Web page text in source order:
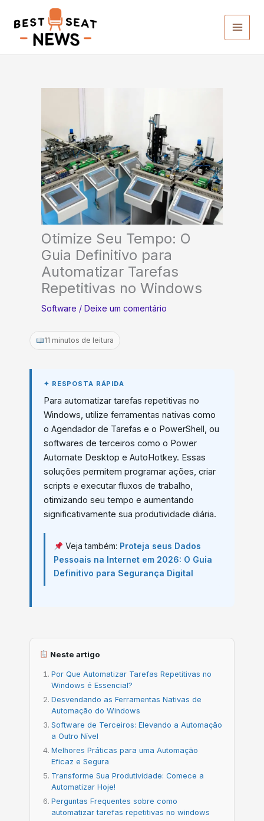
para
conteúdo
Otimize Seu Tempo: O
Guia Definitivo para
Automatizar Tarefas
Repetitivas no Windows
Software / Deixe um comentário
11 minutos de leitura
Para automatizar tarefas repetitivas no
Windows, utilize ferramentas nativas como
o Agendador de Tarefas e o PowerShell, ou
softwares de terceiros como o Power
Automate Desktop e AutoHotkey. Essas
soluções permitem programar ações, criar
scripts e executar fluxos de trabalho,
otimizando seu tempo e aumentando
significativamente sua produtividade diária.
Veja também: Proteja seus Dados
Pessoais na Internet em 2026: O Guia
Definitivo para Segurança Digital
Neste artigo
Por Que Automatizar Tarefas Repetitivas no
Windows é Essencial?
Desvendando as Ferramentas Nativas de
Automação do Windows
Software de Terceiros: Elevando a Automação
a Outro Nível
Melhores Práticas para uma Automação
Eficaz e Segura
Transforme Sua Produtividade: Comece a
Automatizar Hoje!
Perguntas Frequentes sobre como
automatizar tarefas repetitivas no windows